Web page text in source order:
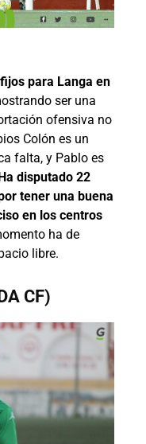
para Langa en
ser una
ofensiva no
Colón es un
falta, y Pablo es
disputado 22
tener una buena
en los centros
ha de
libre.
CF)